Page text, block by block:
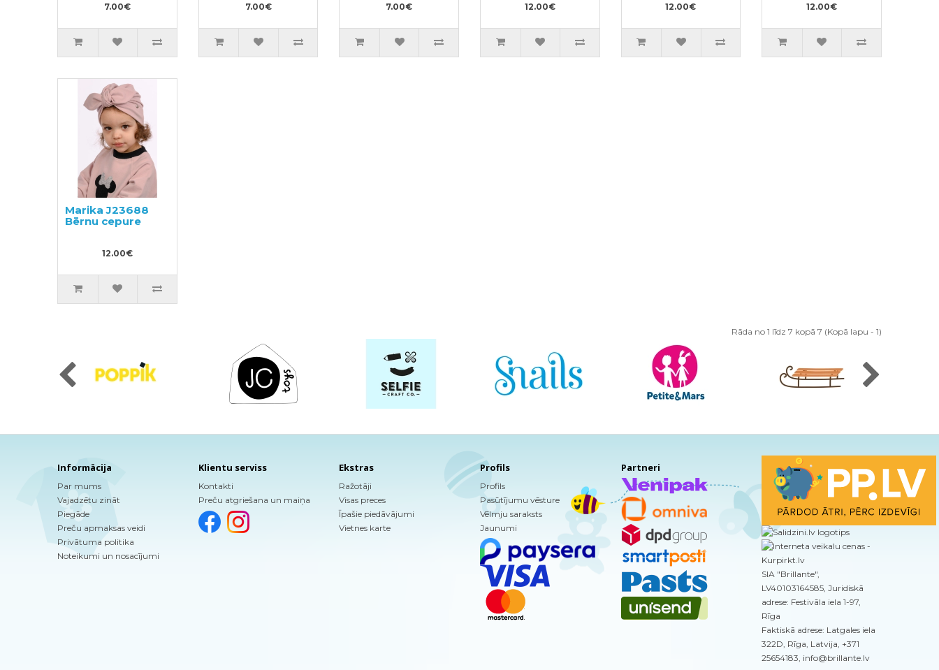
7.00€ 7.00€ 7.00€ 12.00€ 12.00€ 12.00€
Marika J23688
Bērnu cepure
12.00€
Rāda no 1 līdz 7 kopā 7 (Kopā lapu - 1)
Informācija
Par mums
Vajadzētu zināt
Piegāde
Preču apmaksas veidi
Privātuma politika
Noteikumi un nosacījumi
Klientu serviss
Kontakti
Preču atgriešana un maiņa
Ekstras
Ražotāji
Visas preces
Īpašie piedāvājumi
Vietnes karte
Profils
Profils
Pasūtījumu vēsture
Vēlmju saraksts
Jaunumi
Partneri
SIA "Brillante",
LV40103164585, Juridiskā
adrese: Festivāla iela 1-97,
Rīga
Faktiskā adrese: Latgales iela
322D, Rīga, Latvija, +371
25654183, info@brillante.lv